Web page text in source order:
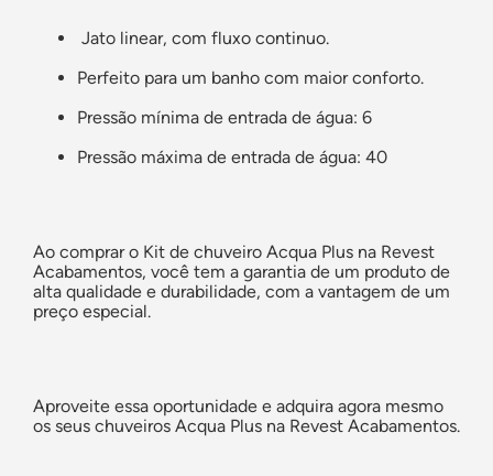
Jato linear, com fluxo continuo.
Perfeito para um banho com maior conforto.
Pressão mínima de entrada de água: 6
Pressão máxima de entrada de água: 40
Ao compraro Kit de chuveiro Acqua Plus na Revest
Acabamentos, você tem a garantia de um produto de
alta qualidade e durabilidade, com a vantagem de um
preço especial.
Aproveite essa oportunidade e adquira agora mesmo
os seus chuveiros Acqua Plus na Revest Acabamentos.